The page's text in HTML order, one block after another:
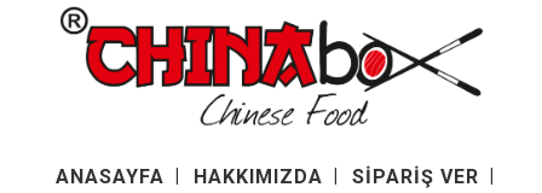
ANASAYFA HAKKIMIZDA SİPARİŞ VER